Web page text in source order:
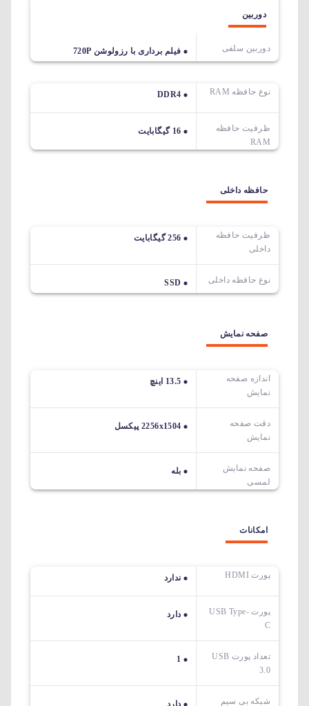
دوربین
دوربین سلفی فیلم برداری با رزولوشن 720P
نوع حافظه RAM DDR4
ظرفیت حافظه
RAM
16 گیگابایت
حافظه داخلی
ظرفیت حافظه
داخلی
256 گیگابایت
نوع حافظه داخلی SSD
صفحه نمایش
اندازه صفحه
نمایش
13.5 اینچ
دقت صفحه
نمایش
2256x1504 پیکسل
صفحه نمایش
لمسی
بله
امکانات
پورت HDMI ندارد
پورت USB Type-
C
دارد
تعداد پورت USB
3.0
1
شبکه بی سیم دارد